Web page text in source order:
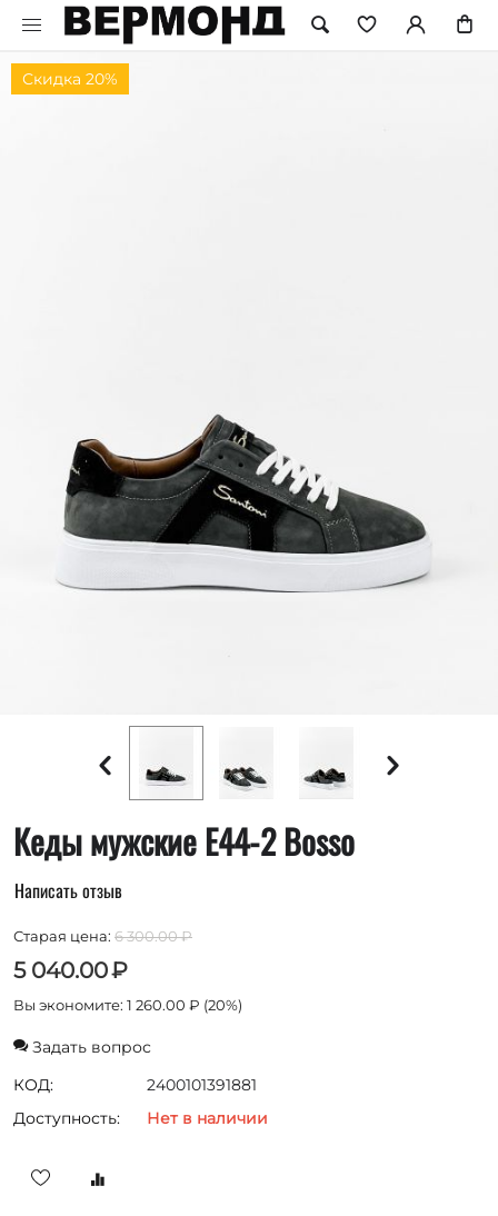
Скидка 20%
Кеды мужские E44-2 Bosso
Написать отзыв
Старая цена: 6 300.00₽
5 040.00₽
Вы экономите: 1 260.00 ₽ (20%)
Задать вопрос
КОД:
2400101391881
Доступность:
Нет в наличии